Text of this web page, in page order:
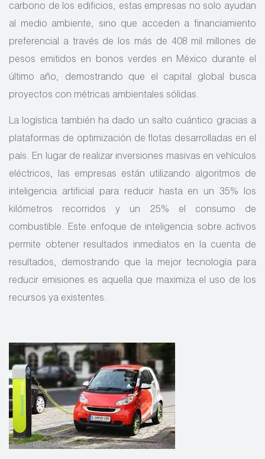
carbono de los edificios, estas empresas no solo ayudan
al medio ambiente, sino que acceden a financiamiento
preferencial a través de los más de 408 mil millones de
pesos emitidos en bonos verdes en México durante el
último año, demostrando que el capital global busca
proyectos con métricas ambientales sólidas.
La logística también ha dado un salto cuántico gracias a
plataformas de optimización de flotas desarrolladas en el
país. En lugar de realizar inversiones masivas en vehículos
eléctricos, las empresas están utilizando algoritmos de
inteligencia artificial para reducir hasta en un 35% los
kilómetros recorridos y un 25% el consumo de
combustible. Este enfoque de inteligencia sobre activos
permite obtener resultados inmediatos en la cuenta de
resultados, demostrando que la mejor tecnología para
reducir emisiones es aquella que maximiza el uso de los
recursos ya existentes.